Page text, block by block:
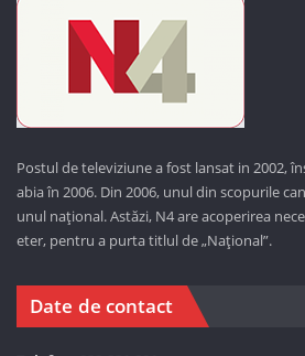
Postul de televiziune a fost lansat in 2002,
abia în 2006. Din 2006, unul din scopurile
unul național. Astăzi, N4 are acoperirea
eter, pentru a purta titlul de „Național”.
Date de contact